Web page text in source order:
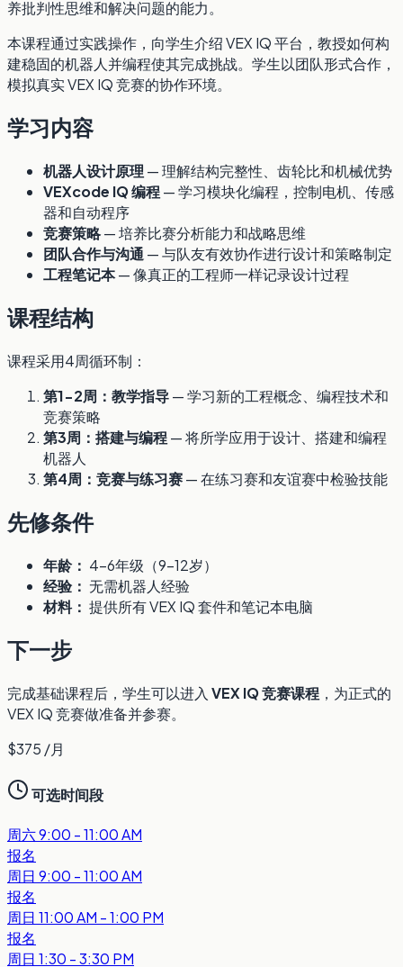
养批判性思维和解决问题的能力。
本课程通过实践操作，向学生介绍 VEX IQ 平台，教授如何构
建稳固的机器人并编程使其完成挑战。学生以团队形式合作，
模拟真实 VEX IQ 竞赛的协作环境。
学习内容
机器人设计原理 — 理解结构完整性、齿轮比和机械优势
VEXcode IQ 编程— 学习模块化编程，控制电机、传感
器和自动程序
竞赛策略— 培养比赛分析能力和战略思维
团队合作与沟通 — 与队友有效协作进行设计和策略制定
工程笔记本— 像真正的工程师一样记录设计过程
课程结构
课程采用4周循环制：
第1-2周：教学指导— 学习新的工程概念、编程技术和
竞赛策略
第3周：搭建与编程— 将所学应用于设计、搭建和编程
机器人
第4周：竞赛与练习赛— 在练习赛和友谊赛中检验技能
先修条件
年龄： 4-6年级（9-12岁）
经验： 无需机器人经验
材料： 提供所有 VEX IQ 套件和笔记本电脑
下一步
完成基础课程后，学生可以进入 VEX IQ 竞赛课程 ，为正式的
VEX IQ 竞赛做准备并参赛。
$375 /月
可选时间段
周六9:00 - 11:00 AM
报名
周日 9:00 - 11:00 AM
报名
周日 11:00 AM - 1:00 PM
报名
周日 1:30 - 3:30 PM